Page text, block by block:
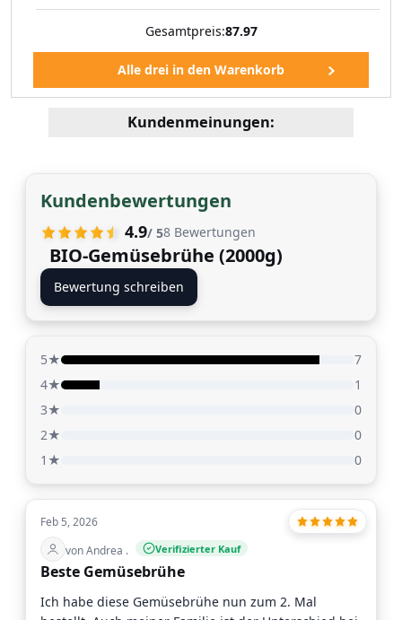
Gesamtpreis:87.97
Kundenmeinungen:
Kundenbewertungen
4.9/ 58 Bewertungen
BIO-Gemüsebrühe (2000g)
Bewertung schreiben
5★
7
4★
1
3★
0
2★
0
1★
0
Feb 5, 2026
von Andrea .
Verifizierter Kauf
Beste Gemüsebrühe
Ich habe diese Gemüsebrühe nun zum 2. Mal